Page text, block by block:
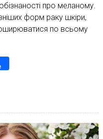
про меланому.
форм раку шкіри,
по всьому